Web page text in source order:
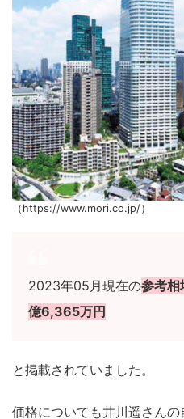
（https://www.mori.co.jp/）
2023年05月現在の参考
億6,365万円
と掲載されていました。
価格についても井川遥さんの